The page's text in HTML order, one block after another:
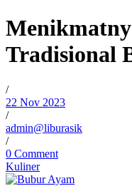
Tradisional
/
22 Nov 2023
/
admin@liburasik
/
0 Comment
Kuliner